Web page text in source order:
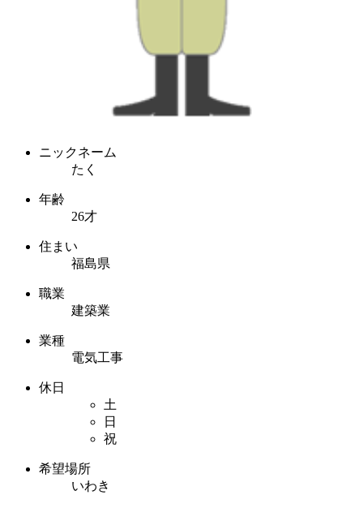
ニックネーム
たく
年齢
26才
住まい
福島県
職業
建築業
業種
電気工事
休日
土
日
祝
希望場所
いわき